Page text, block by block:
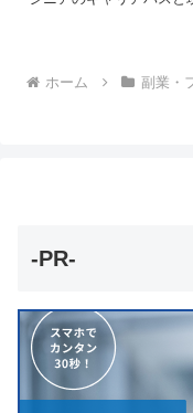
ホーム 副業・
-PR-